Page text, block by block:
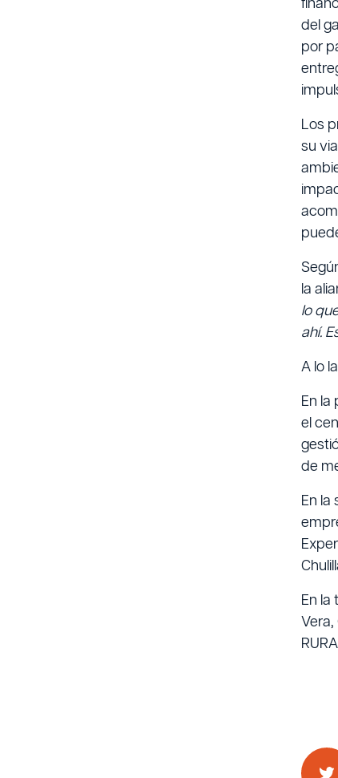
del
por
Los
su
la
lo
ahí.
A lo
En
el
de
En
En la
Vera,